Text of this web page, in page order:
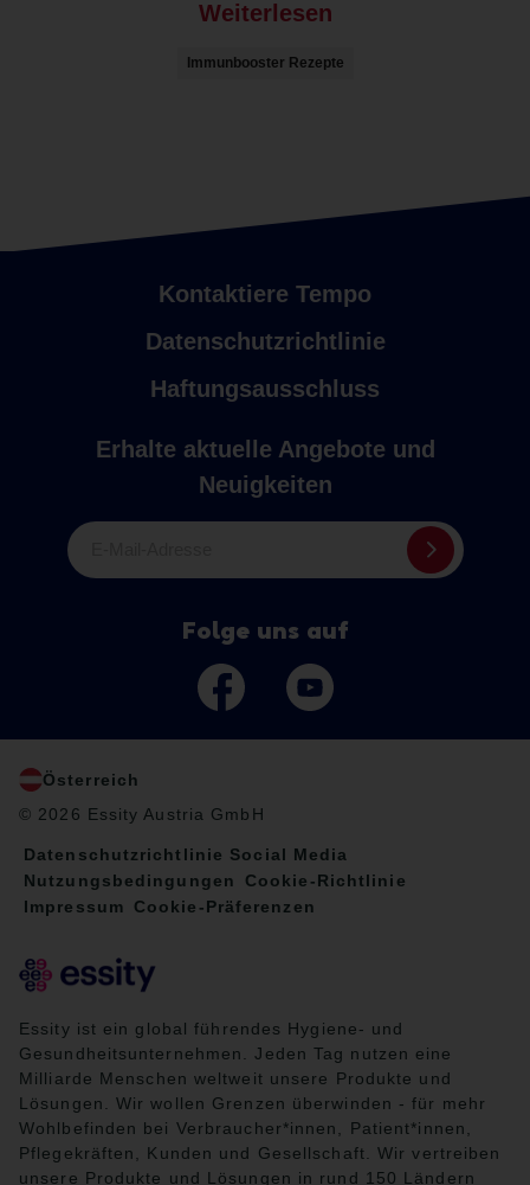
Weiterlesen
Immunbooster Rezepte
Kontaktiere Tempo
Datenschutzrichtlinie
Haftungsausschluss
Erhalte aktuelle Angebote und
Neuigkeiten
Folge uns auf
Österreich
© 2026 Essity Austria GmbH
Datenschutzrichtlinie Social Media
Nutzungsbedingungen
Cookie-Richtlinie
Impressum
Cookie-Präferenzen
Essity ist ein global führendes Hygiene- und
Gesundheitsunternehmen. Jeden Tag nutzen eine
Milliarde Menschen weltweit unsere Produkte und
Lösungen. Wir wollen Grenzen überwinden - für mehr
Wohlbefinden bei Verbraucher*innen, Patient*innen,
Pflegekräften, Kunden und Gesellschaft. Wir vertreiben
unsere Produkte und Lösungen in rund 150 Ländern